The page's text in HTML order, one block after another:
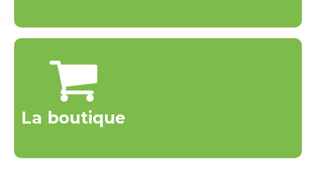
La boutique